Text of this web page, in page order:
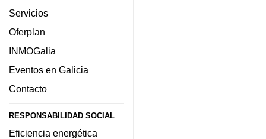
Servicios
Oferplan
INMOGalia
Eventos en Galicia
Contacto
RESPONSABILIDAD SOCIAL
Eficiencia energética